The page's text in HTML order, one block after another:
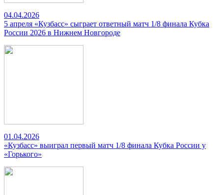
04.04.2026
5 апреля «Кузбасс» сыграет ответный матч 1/8 финала Кубка
России 2026 в Нижнем Новгороде
01.04.2026
«Кузбасс» выиграл первый матч 1/8 финала Кубка России у
«Горького»